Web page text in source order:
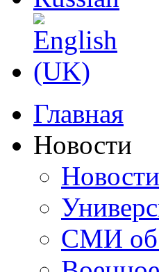
Главная
Новости
СМИ об